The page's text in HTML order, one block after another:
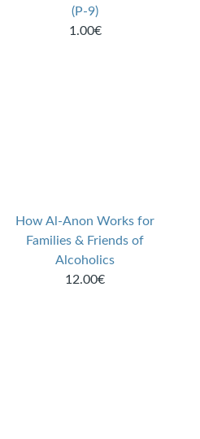
(P-9)
1.00€
How Al-Anon Works for
Families & Friends of
Alcoholics
12.00€